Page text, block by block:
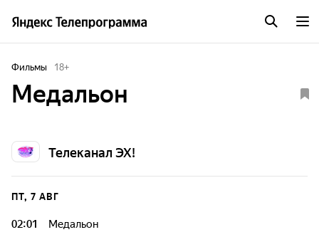
Фильмы 18+
Медальон
Телеканал ЭХ!
ПТ, 7 АВГ
02:01 Медальон